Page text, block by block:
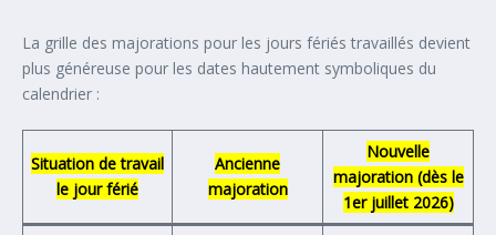
La grille des majorations pour les jours fériés travaillés devient
plus généreuse pour les dates hautement symboliques du
calendrier :
Situation de travail
le jour férié
Ancienne
majoration
Nouvelle
majoration (dès le
1er juillet 2026)